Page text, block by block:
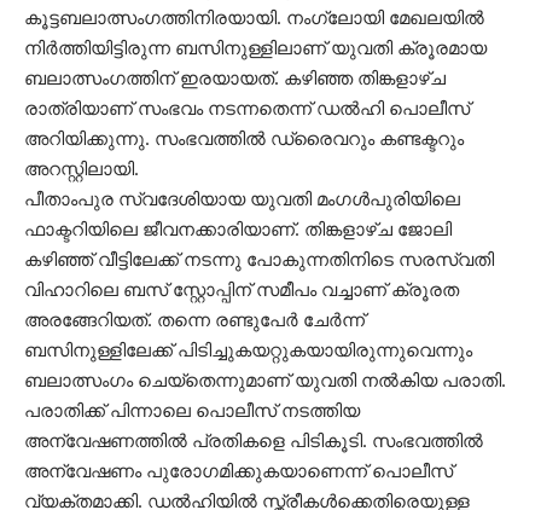
കൂട്ടബലാത്സംഗത്തിനിരയായി. നംഗ്ലോയി മേഖലയില്‍
നിര്‍ത്തിയിട്ടിരുന്ന ബസിനുള്ളിലാണ് യുവതി ക്രൂരമായ
ബലാത്സംഗത്തിന് ഇരയായത്. കഴിഞ്ഞ തിങ്കളാഴ്ച
രാത്രിയാണ് സംഭവം നടന്നതെന്ന് ഡല്‍ഹി പൊലീസ്
അറിയിക്കുന്നു. സംഭവത്തില്‍ ഡ്രൈവറും കണ്ടക്ടറും
അറസ്റ്റിലായി.
പീതാംപുര സ്വദേശിയായ യുവതി മംഗള്‍പുരിയിലെ
ഫാക്ടറിയിലെ ജീവനക്കാരിയാണ്. തിങ്കളാഴ്ച ജോലി
കഴിഞ്ഞ് വീട്ടിലേക്ക് നടന്നു പോകുന്നതിനിടെ സരസ്വതി
വിഹാറിലെ ബസ് സ്റ്റോപ്പിന് സമീപം വച്ചാണ് ക്രൂരത
അരങ്ങേറിയത്. തന്നെ രണ്ടുപേര്‍ ചേര്‍ന്ന്
ബസിനുള്ളിലേക്ക് പിടിച്ചുകയറ്റുകയായിരുന്നുവെന്നും
ബലാത്സംഗം ചെയ്തെന്നുമാണ് യുവതി നല്‍കിയ പരാതി.
പരാതിക്ക് പിന്നാലെ പൊലീസ് നടത്തിയ
അന്വേഷണത്തില്‍ പ്രതികളെ പിടികൂടി. സംഭവത്തിൽ
അന്വേഷണം പുരോഗമിക്കുകയാണെന്ന് പൊലീസ്
വ്യക്തമാക്കി. ഡൽഹിയിൽ സ്ത്രീകൾക്കെതിരെയുള്ള